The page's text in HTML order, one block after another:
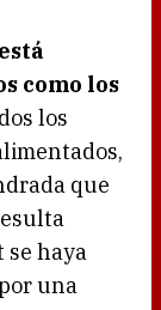
está
como los
los
que
se haya
una